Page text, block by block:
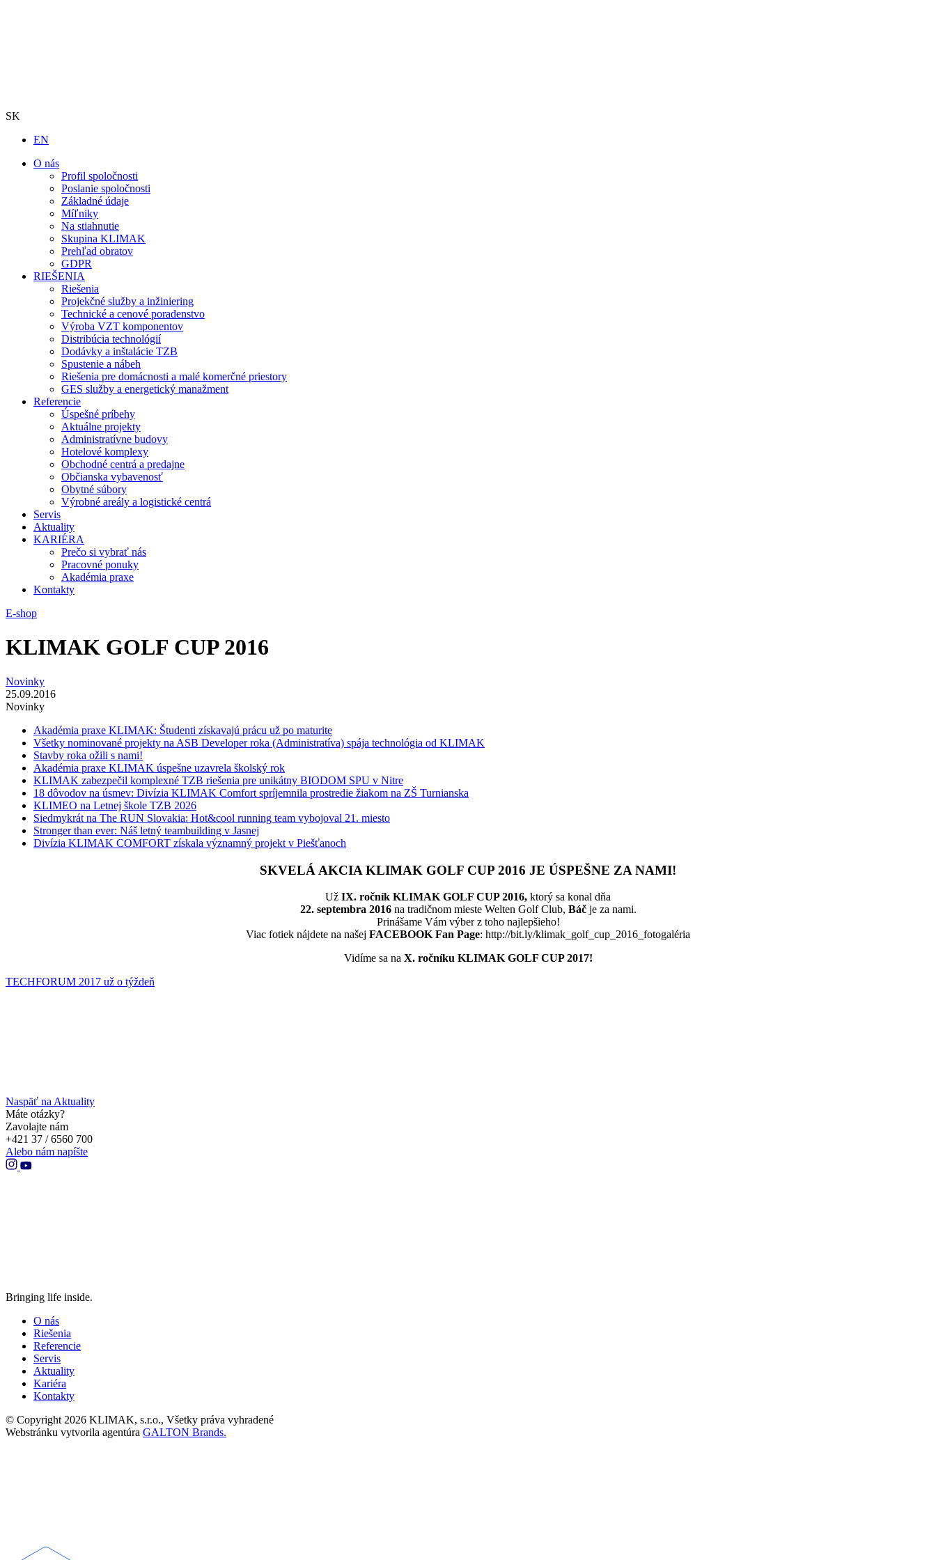
SK
EN
O nás
Profil spoločnosti
Poslanie spoločnosti
Základné údaje
Míľniky
Na stiahnutie
Skupina KLIMAK
Prehľad obratov
GDPR
RIEŠENIA
Riešenia
Projekčné služby a inžiniering
Technické a cenové poradenstvo
Výroba VZT komponentov
Distribúcia technológií
Dodávky a inštalácie TZB
Spustenie a nábeh
Riešenia pre domácnosti a malé komerčné priestory
GES služby a energetický manažment
Referencie
Úspešné príbehy
Aktuálne projekty
Administratívne budovy
Hotelové komplexy
Obchodné centrá a predajne
Občianska vybavenosť
Obytné súbory
Výrobné areály a logistické centrá
Servis
Aktuality
KARIÉRA
Prečo si vybrať nás
Pracovné ponuky
Akadémia praxe
Kontakty
E-shop
KLIMAK GOLF CUP 2016
Novinky
25.09.2016
Novinky
Akadémia praxe KLIMAK: Študenti získavajú prácu už po maturite
Všetky nominované projekty na ASB Developer roka (Administratíva) spája technológia od KLIMAK
Stavby roka ožili s nami!
Akadémia praxe KLIMAK úspešne uzavrela školský rok
KLIMAK zabezpečil komplexné TZB riešenia pre unikátny BIODOM SPU v Nitre
18 dôvodov na úsmev: Divízia KLIMAK Comfort spríjemnila prostredie žiakom na ZŠ Turnianska
KLIMEO na Letnej škole TZB 2026
Siedmykrát na The RUN Slovakia: Hot&cool running team vybojoval 21. miesto
Stronger than ever: Náš letný teambuilding v Jasnej
Divízia KLIMAK COMFORT získala významný projekt v Piešťanoch
SKVELÁ AKCIA KLIMAK GOLF CUP 2016 JE ÚSPEŠNE ZA NAMI!
Už IX. ročník KLIMAK GOLF CUP 2016, ktorý sa konal dňa
22. septembra 2016 na tradičnom mieste Welten Golf Club, Báč je za nami.
Prinášame Vám výber z toho najlepšieho!
Viac fotiek nájdete na našej FACEBOOK Fan Page: http://bit.ly/klimak_golf_cup_2016_fotogaléria
Vidíme sa na X. ročníku KLIMAK GOLF CUP 2017!
TECHFORUM 2017 už o týždeň
Naspäť na Aktuality
Máte otázky?
Zavolajte nám
+421 37 / 6560 700
Alebo nám napíšte
Bringing life inside.
O nás
Riešenia
Referencie
Servis
Aktuality
Kariéra
Kontakty
© Copyright 2026 KLIMAK, s.r.o., Všetky práva vyhradené
Webstránku vytvorila agentúra GALTON Brands.